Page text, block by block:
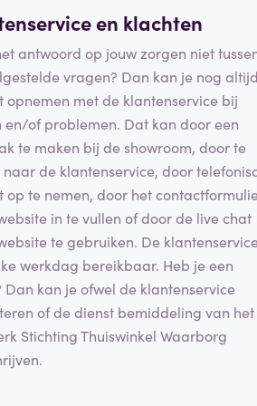
en klachten
antwoord op jouw zorgen niet
vragen? Dan kan je nog altijd
opnemen met de klantenservice bij
en/of problemen. Dat kan door een
te maken bij de showroom, door te
de klantenservice, door
op te nemen, door het
in te vullen of door de live chat
te gebruiken. De
werkdag bereikbaar. Heb je een
Dan kan je ofwel de klantenservice
of de dienst bemiddeling van het
Stichting Thuiswinkel Waarborg